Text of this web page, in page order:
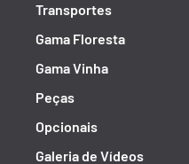
Transportes
Gama Floresta
Gama Vinha
Peças
Opcionais
Galeria de Vídeos